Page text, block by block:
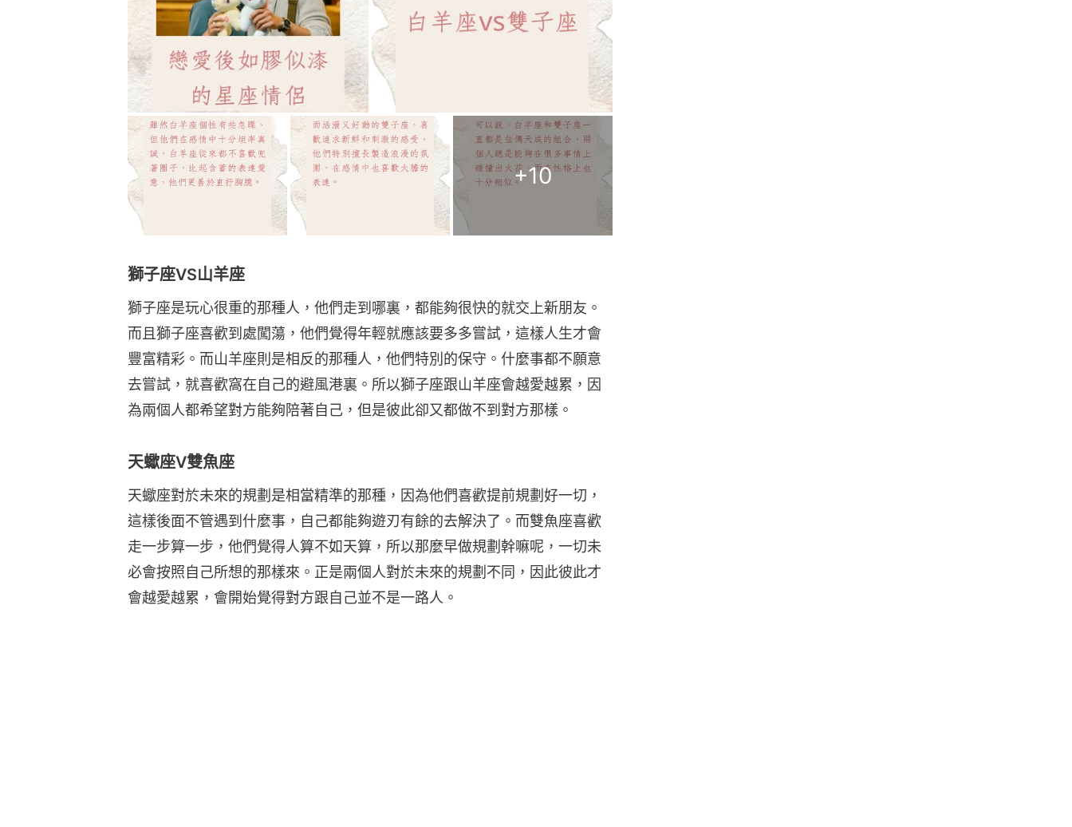
+10
獅子座VS山羊座
獅子座是玩心很重的那種人，他們走到哪裏，都能夠很快的就交上新朋友。
而且獅子座喜歡到處闖蕩，他們覺得年輕就應該要多多嘗試，這樣人生才會
豐富精彩。而山羊座則是相反的那種人，他們特別的保守。什麼事都不願意
去嘗試，就喜歡窩在自己的避風港裏。所以獅子座跟山羊座會越愛越累，因
為兩個人都希望對方能夠陪著自己，但是彼此卻又都做不到對方那樣。
天蠍座V雙魚座
天蠍座對於未來的規劃是相當精準的那種，因為他們喜歡提前規劃好一切，
這樣後面不管遇到什麼事，自己都能夠遊刃有餘的去解決了。而雙魚座喜歡
走一步算一步，他們覺得人算不如天算，所以那麼早做規劃幹嘛呢，一切未
必會按照自己所想的那樣來。正是兩個人對於未來的規劃不同，因此彼此才
會越愛越累，會開始覺得對方跟自己並不是一路人。